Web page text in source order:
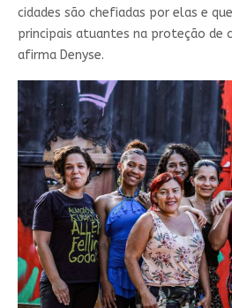
cidades são chefiadas por elas e
principais atuantes na proteção de
afirma Denyse.